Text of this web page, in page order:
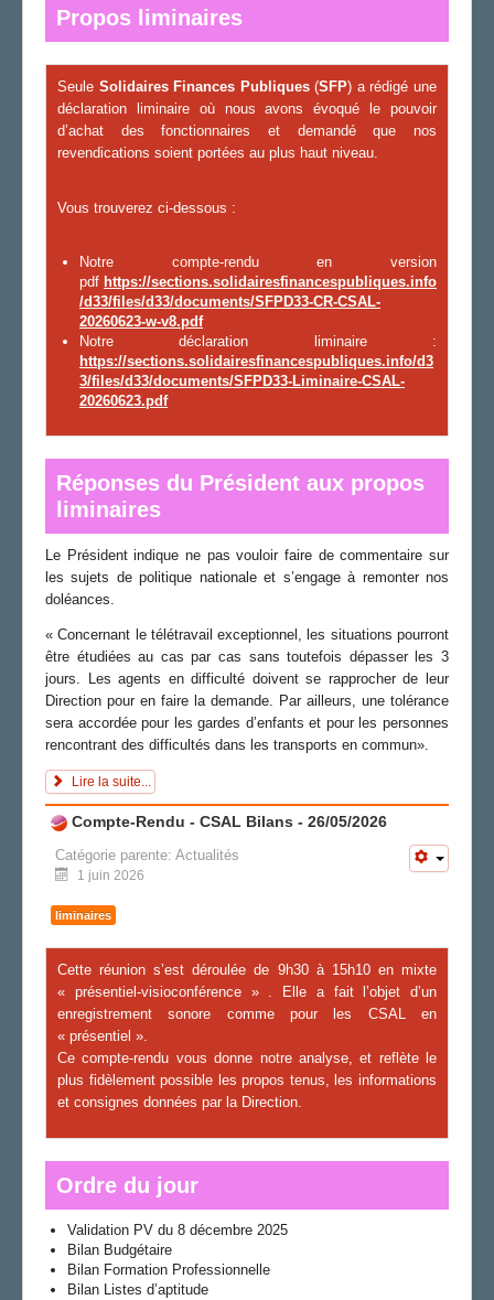
Propos liminaires
Seule Solidaires Finances Publiques(SFP) a rédigé une
déclaration liminaire où nous avons évoqué le pouvoir
d’achat des fonctionnaires et demandé que nos
revendications soient portées au plus haut niveau.
Vous trouverez ci-dessous :
Notre compte-rendu en version
pdf https://sections.solidairesfinancespubliques.info
/d33/files/d33/documents/SFPD33-CR-CSAL-
20260623-w-v8.pdf
Notre déclaration liminaire :
https://sections.solidairesfinancespubliques.info/d3
3/files/d33/documents/SFPD33-Liminaire-CSAL-
20260623.pdf
Réponses du Président aux propos
liminaires
Le Président indique ne pas vouloir faire de commentaire sur
les sujets de politique nationale et s’engage à remonter nos
doléances.
« Concernant le télétravail exceptionnel, les situations pourront
être étudiées au cas par cas sans toutefois dépasser les 3
jours. Les agents en difficulté doivent se rapprocher de leur
Direction pour en faire la demande. Par ailleurs, une tolérance
sera accordée pour les gardes d’enfants et pour les personnes
rencontrant des difficultés dans les transports en commun».
Lire la suite...
Compte-Rendu - CSAL Bilans - 26/05/2026
Catégorie parente: Actualités
1 juin 2026
liminaires
Cette réunion s’est déroulée de 9h30 à 15h10 en mixte
« présentiel-visioconférence » . Elle a fait l’objet d’un
enregistrement sonore comme pour les CSAL en
« présentiel ».
Ce compte-rendu vous donne notre analyse, et reflète le
plus fidèlement possible les propos tenus, les informations
et consignes données par la Direction.
Ordre du jour
Validation PV du 8 décembre 2025
Bilan Budgétaire
Bilan Formation Professionnelle
Bilan Listes d’aptitude